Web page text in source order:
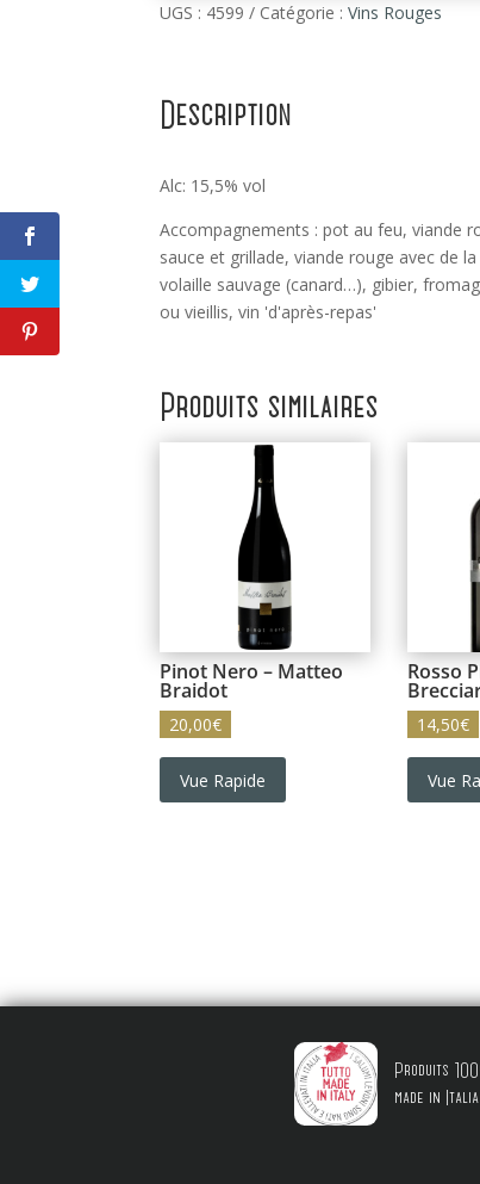
UGS : 4599 Catégorie :Vins Rouges
Description
Alc: 15,5% vol
Accompagnements : pot au feu, viande
sauce et grillade, viande rouge avec de la
volaille sauvage (canard…), gibier,
ou vieillis, vin 'd'après-repas'
Produits similaires
Pinot Nero – Matteo
Braidot
20,00€
Vue Rapide
Rosso
14,50€
Vue
Produits
made in Italia